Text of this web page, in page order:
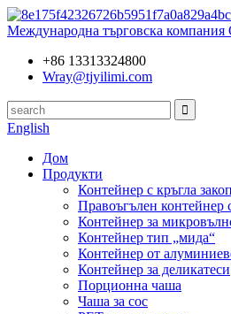
Международна търговска
+86 13313324800
Wray@tjyilimi.com
English
Дом
Продукти
Контейнер с кръгла
Правоъгълен контейнер
Контейнер за
Контейнер тип „мида“
Контейнер от
Контейнер за деликатеси
Порционна чаша
Чаша за сос